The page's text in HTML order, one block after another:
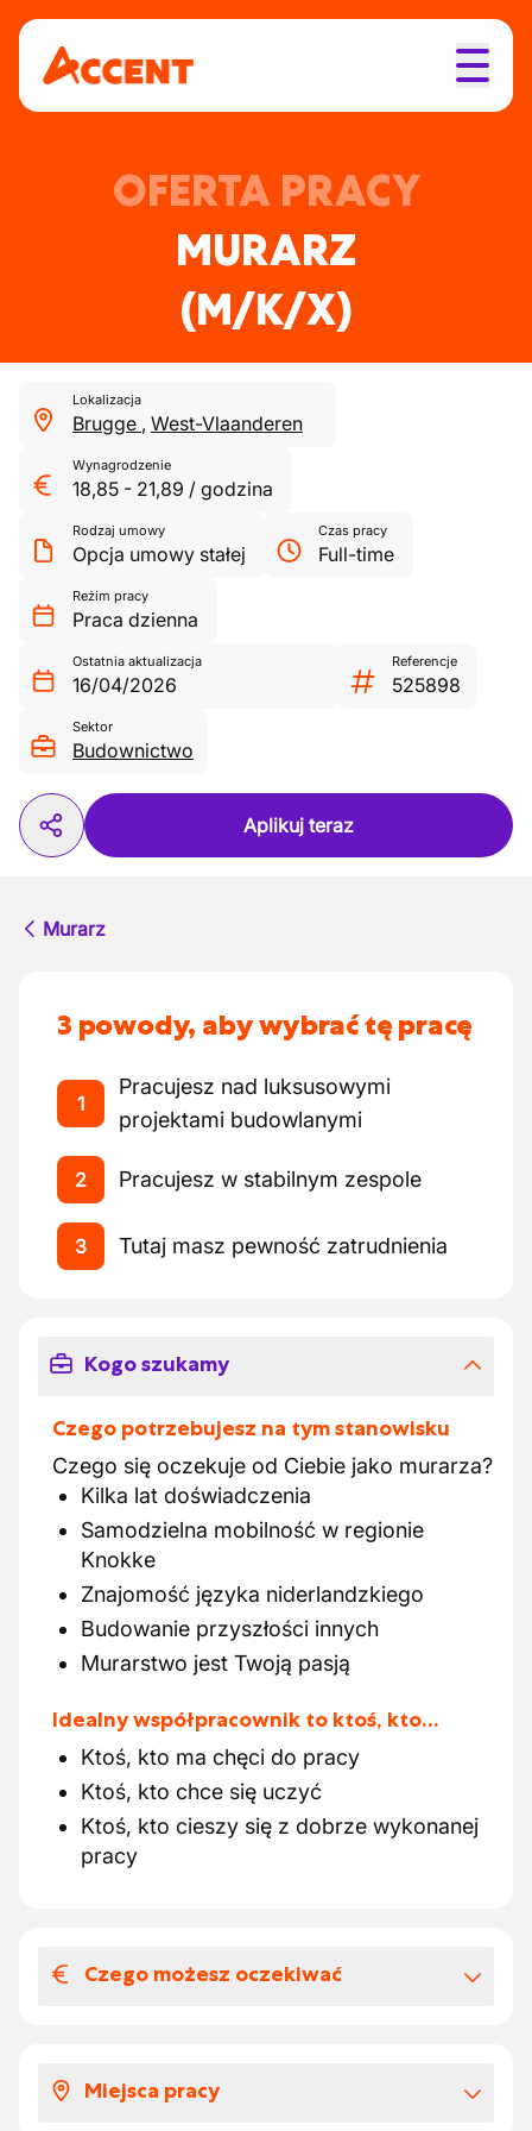
OFERTA PRACY
MURARZ
(M/K/X)
Lokalizacja
Brugge , West-Vlaanderen
Wynagrodzenie
18,85 - 21,89 / godzina
Rodzaj umowy
Opcja umowy stałej
Czas pracy
Full-time
Reżim pracy
Praca dzienna
Ostatnia aktualizacja
16/04/2026
Referencje
525898
Sektor
Budownictwo
Aplikuj teraz
Murarz
3 powody, aby wybrać tę pracę
1
Pracujesz nad luksusowymi
projektami budowlanymi
2 Pracujesz w stabilnym zespole
3 Tutaj masz pewność zatrudnienia
Kogo szukamy
Czego potrzebujesz na tym stanowisku
Czego się oczekuje od Ciebie jako murarza?
Kilka lat doświadczenia
Samodzielna mobilność w regionie
Knokke
Znajomość języka niderlandzkiego
Budowanie przyszłości innych
Murarstwo jest Twoją pasją
Idealny współpracownik to ktoś, kto…
Ktoś, kto ma chęci do pracy
Ktoś, kto chce się uczyć
Ktoś, kto cieszy się z dobrze wykonanej
pracy
Czego możesz oczekiwać
Twoje wynagrodzenie wygląda następująco
Miejsca pracy